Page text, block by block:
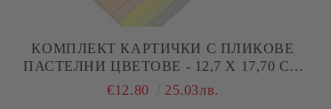
КОМПЛЕКТ КАРТИЧКИ С ПЛИКОВЕ
ПАСТЕЛНИ ЦВЕТОВЕ - 12,7 Х 17,70 СМ
- 40 БР
€12.80 25.03лв.